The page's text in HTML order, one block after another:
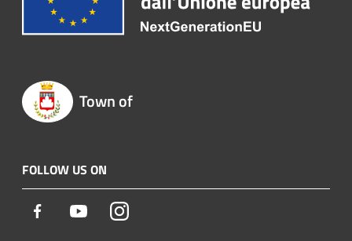
Town of
FOLLOW US ON
Facebook YoutubeInstagram